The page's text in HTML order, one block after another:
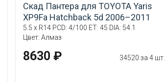
Скад Пантера для TOYOTA Yaris
XP9Fa Hatchback 5d 2006–2011
5.5 x R14 PCD: 4/100 ET: 45 DIA: 54.1
Цвет: Алмаз
8630 ₽ 34520 за 4 шт.